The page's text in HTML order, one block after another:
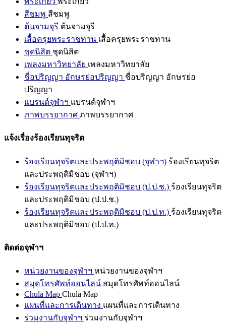
สีชมพู สีชมพู
ต้นจามจุรี ต้นจามจุรี
เสื้อครุยพระราชทาน เสื้อครุยพระราชทาน
ชุดนิสิต ชุดนิสิต
เพลงมหาวิทยาลัย เพลงมหาวิทยาลัย
ชื่อปริญญา อักษรย่อปริญญา ชื่อปริญญา อักษรย่อ
ปริญญา
แบรนด์จุฬาฯ แบรนด์จุฬาฯ
ภาพบรรยากาศ ภาพบรรยากาศ
แจ้งเรื่องร้องเรียนทุจริต
ร้องเรียนทุจริตและประพฤติมิชอบ (จุฬาฯ) ร้องเรียนทุจริต
และประพฤติมิชอบ (จุฬาฯ)
ร้องเรียนทุจริตและประพฤติมิชอบ (ป.ป.ช.) ร้องเรียนทุจริต
และประพฤติมิชอบ (ป.ป.ช.)
ร้องเรียนทุจริตและประพฤติมิชอบ (ป.ป.ท.) ร้องเรียนทุจริต
และประพฤติมิชอบ (ป.ป.ท.)
ติดต่อจุฬาฯ
หน่วยงานของจุฬาฯ หน่วยงานของจุฬาฯ
สมุดโทรศัพท์ออนไลน์ สมุดโทรศัพท์ออนไลน์
Chula Map Chula Map
แผนที่และการเดินทาง แผนที่และการเดินทาง
ร่วมงานกับจุฬาฯ ร่วมงานกับจุฬาฯ